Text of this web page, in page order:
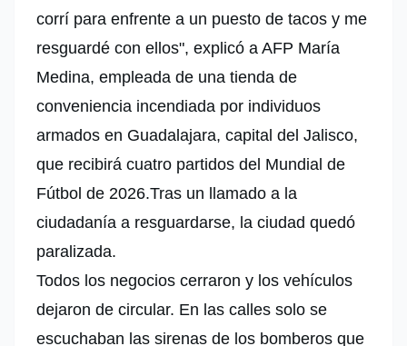
corrí para enfrente a un puesto de tacos y me
resguardé con ellos", explicó a AFP María
Medina, empleada de una tienda de
conveniencia incendiada por individuos
armados en Guadalajara, capital del Jalisco,
que recibirá cuatro partidos del Mundial de
Fútbol de 2026.Tras un llamado a la
ciudadanía a resguardarse, la ciudad quedó
paralizada.
Todos los negocios cerraron y los vehículos
dejaron de circular. En las calles solo se
escuchaban las sirenas de los bomberos que